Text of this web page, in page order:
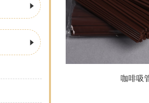
咖啡吸